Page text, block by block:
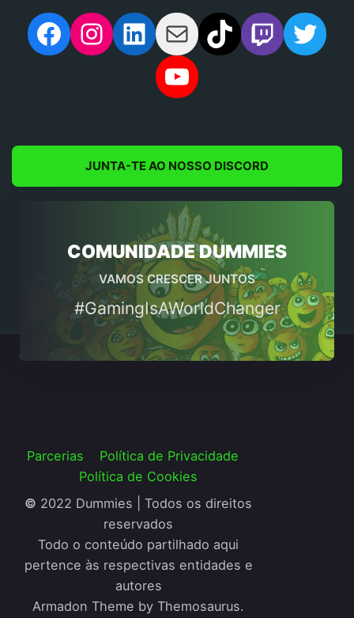
Facebook
Instagram
LinkedIn
MailTikTokTwitch
YouTube
JUNTA-TE AO NOSSO DISCORD
COMUNIDADE DUMMIES
VAMOS CRESCER JUNTOS
#GamingIsAWorldChanger
Parcerias
Política de Privacidade
Política de Cookies
© 2022 Dummies | Todos os direitos
reservados
Todo o conteúdo partilhado aqui
pertence às respectivas entidades e
autores
Armadon Theme by Themosaurus.